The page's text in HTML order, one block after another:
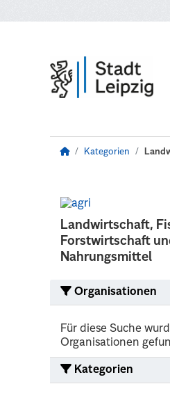
Kategorien
Landwirtschaft,
Forstwirtschaft
Nahrungsmittel
Organisationen
Für diese Suche
Organisationen
Kategorien